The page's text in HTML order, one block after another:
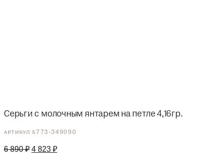
Серьги с молочным янтарем на петле 4,16гр.
артикул s773-349090
6 890₽ Первоначальная
4 823 ₽Текущая